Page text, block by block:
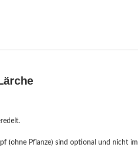
(ohne Pflanze) sind optional und nicht im